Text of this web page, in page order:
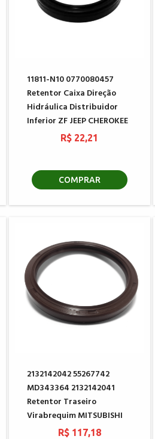
11811-N10 0770080457
Retentor Caixa Direção
Hidráulica Distribuidor
Inferior ZF JEEP CHEROKEE
R$ 22,21
COMPRAR
2132142042 55267742
MD343364 2132142041
Retentor Traseiro
Virabrequim MITSUBISHI
R$ 117,18